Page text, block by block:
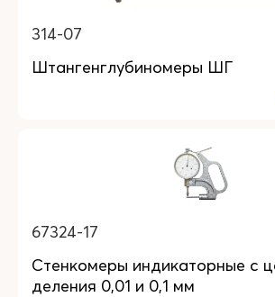
314-07
Штангенглубиномеры ШГ
67324-17
Стенкомеры индикаторные с
деления 0,01 и 0,1 мм